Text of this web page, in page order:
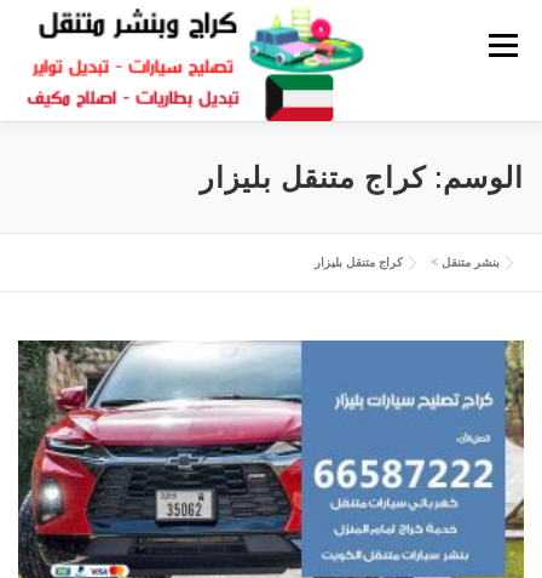
القائمة
بنشر الكويت كراج متنقلالوسم:كراج متنقل بليزار
بنشر متنقل > كراج متنقل بليزار